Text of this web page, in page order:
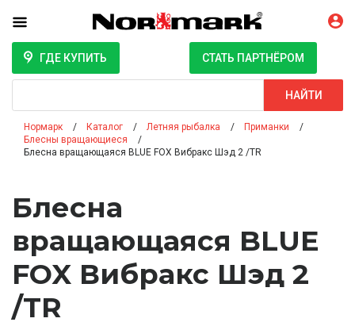
ГДЕ КУПИТЬ СТАТЬ ПАРТНЁРОМ
НАЙТИ
Нормарк Каталог Летняя рыбалка
Приманки
Блесны вращающиеся
Блесна вращающаяся BLUE FOX Вибракс Шэд 2 /TR
Блесна
вращающаяся BLUE
FOX Вибракс Шэд 2
/TR